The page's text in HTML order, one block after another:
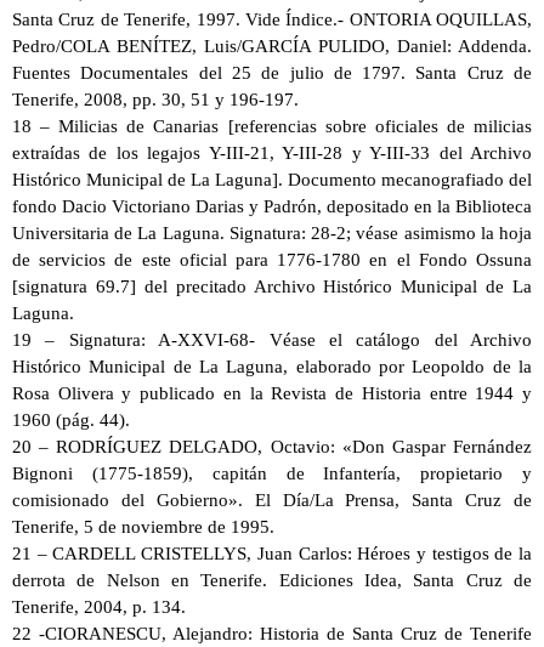
Santa Cruz de Tenerife, 1997. Vide Índice.- ONTORIA OQUILLAS,
Pedro/COLA BENÍTEZ, Luis/GARCÍA PULIDO, Daniel: Addenda.
Fuentes Documentales del 25 de julio de 1797. Santa Cruz de
Tenerife, 2008, pp. 30, 51 y 196-197.
18 – Milicias de Canarias [referencias sobre oficiales de milicias
extraídas de los legajos Y-III-21, Y-III-28 y Y-III-33 del Archivo
Histórico Municipal de La Laguna]. Documento mecanografiado del
fondo Dacio Victoriano Darias y Padrón, depositado en la Biblioteca
Universitaria de La Laguna. Signatura: 28-2; véase asimismo la hoja
de servicios de este oficial para 1776-1780 en el Fondo Ossuna
[signatura 69.7] del precitado Archivo Histórico Municipal de La
Laguna.
19 – Signatura: A-XXVI-68- Véase el catálogo del Archivo
Histórico Municipal de La Laguna, elaborado por Leopoldo de la
Rosa Olivera y publicado en la Revista de Historia entre 1944 y
1960 (pág. 44).
20 – RODRÍGUEZ DELGADO, Octavio: «Don Gaspar Fernández
Bignoni (1775-1859), capitán de Infantería, propietario y
comisionado del Gobierno». El Día/La Prensa, Santa Cruz de
Tenerife, 5 de noviembre de 1995.
21 – CARDELL CRISTELLYS, Juan Carlos: Héroes y testigos de la
derrota de Nelson en Tenerife. Ediciones Idea, Santa Cruz de
Tenerife, 2004, p. 134.
22 -CIORANESCU, Alejandro: Historia de Santa Cruz de Tenerife